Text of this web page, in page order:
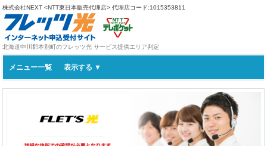
株式会社NEXT <NTT東日本販売代理店> 代理店コード:1015353811
北海道中川郡本別町のフレッツ光 サービス提供エリア判定
メニュー一覧